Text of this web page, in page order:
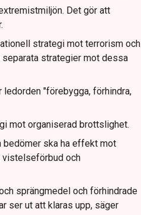
Det gör att
strategi mot terrorism och
strategier mot dessa
"förebygga, förhindra,
mot organiserad brottslighet.
bedömer ska ha effekt mot
och
sprängmedel och förhindrade
ser ut att klaras upp, säger